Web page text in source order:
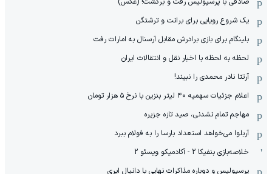
یک شروع رویایی برای برانت و ترشتگن
بلینگام برای بازی برادرش مقابل آرسنال به امارات رفت
لحظه به لحظه با اخبار نقل و انتقالات ایران
آرتتا نادر محمدی را نبیند!
اعلام جزئیات سهمیه ۴۰ لیتر بنزین با نرخ ۵ هزار تومان
مهاجم تمام نشدنی، صید تازه جزیره
آربلوا می‌خواهد استعداد بارسا را به فولام ببرد
خلاصه‌بازی بنفیکا 2 - آکادمیکو ویسئو 2
پرسپولیس و دوباره مذاکرات نهایی با دانیال ایری